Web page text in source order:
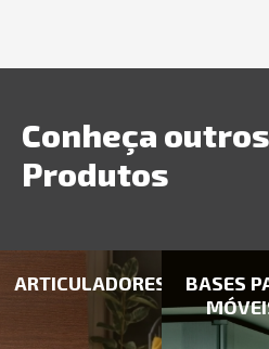
Conheça outros
Produtos
ARTICULADORES
BASES